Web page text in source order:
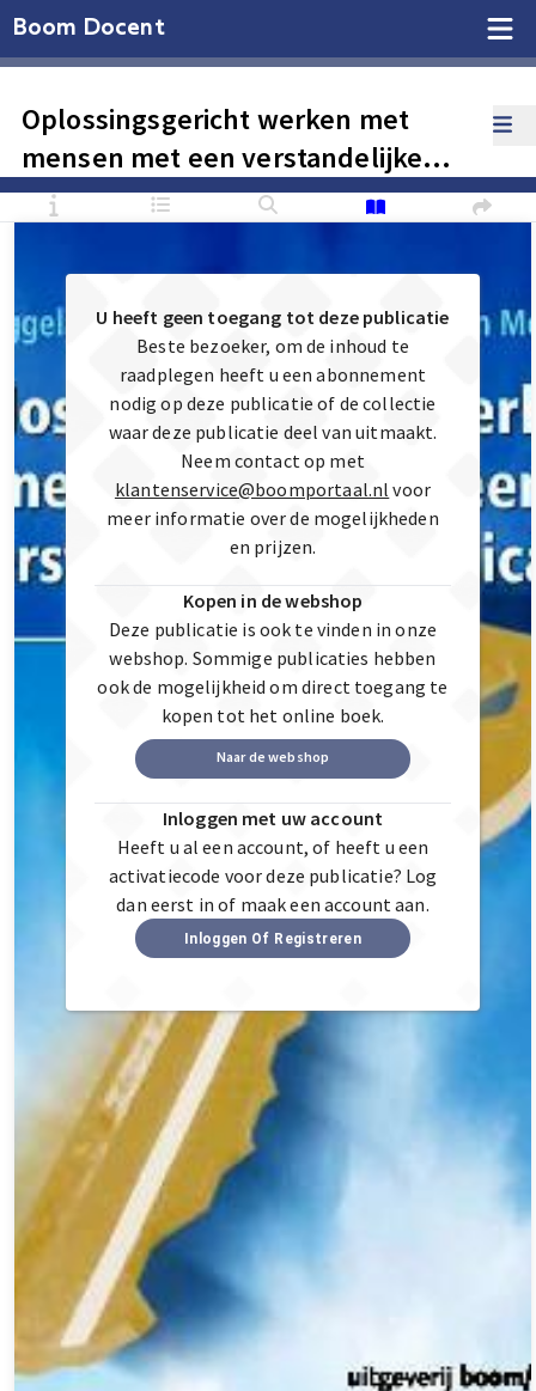
Boom Docent
Oplossingsgericht werken met
mensen met een verstandelijke
handicap
U heeft geen toegang tot deze publicatie
Beste bezoeker, om de inhoud te
raadplegen heeft u een abonnement
nodig op deze publicatie of de collectie
waar deze publicatie deel van uitmaakt.
Neem contact op met
klantenservice@boomportaal.nl voor
meer informatie over de mogelijkheden
en prijzen.
Kopen in de webshop
Deze publicatie is ook te vinden in onze
webshop. Sommige publicaties hebben
ook de mogelijkheid om direct toegang te
kopen tot het online boek.
Naar de webshop
Inloggen met uw account
Heeft u al een account, of heeft u een
activatiecode voor deze publicatie? Log
dan eerst in of maak een account aan.
Inloggen Of Registreren